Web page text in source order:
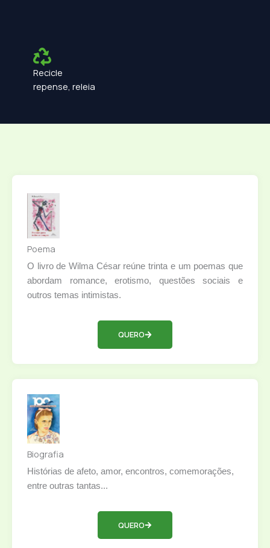
Recicle
repense, releia
Poema
O livro de Wilma César reúne trinta e um poemas que
abordam romance, erotismo, questões sociais e
outros temas intimistas.
QUERO
Biografia
Histórias de afeto, amor, encontros, comemorações,
entre outras tantas...
QUERO